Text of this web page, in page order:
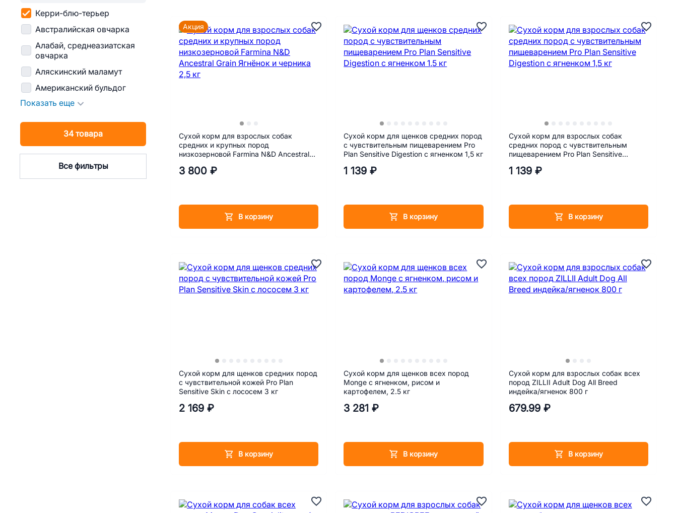
Керри-блю-терьер
Австралийская овчарка
Алабай, среднеазиатская
овчарка
Аляскинский маламут
Американский бульдог
Показать еще
34 товара
Все фильтры
Сухой корм для взрослых собак
средних и крупных пород
низкозерновой Farmina N&D Ancestral
3 800 ₽
В корзину
Акция
Сухой корм для щенков средних пород
с чувствительным пищеварением Pro
Plan Sensitive Digestion с ягненком 1,5 кг
1 139 ₽
В корзину
Сухой корм для взрослых собак
средних пород с чувствительным
пищеварением Pro Plan Sensitive
1 139 ₽
В корзину
Сухой корм для щенков средних пород
с чувствительной кожей Pro Plan
Sensitive Skin с лососем 3 кг
2 169 ₽
В корзину
Сухой корм для щенков всех пород
Monge c ягненком, рисом и
картофелем, 2.5 кг
3 281 ₽
В корзину
Сухой корм для взрослых собак всех
пород ZILLII Adult Dog All Breed
индейка/ягненок 800 г
679.99 ₽
В корзину